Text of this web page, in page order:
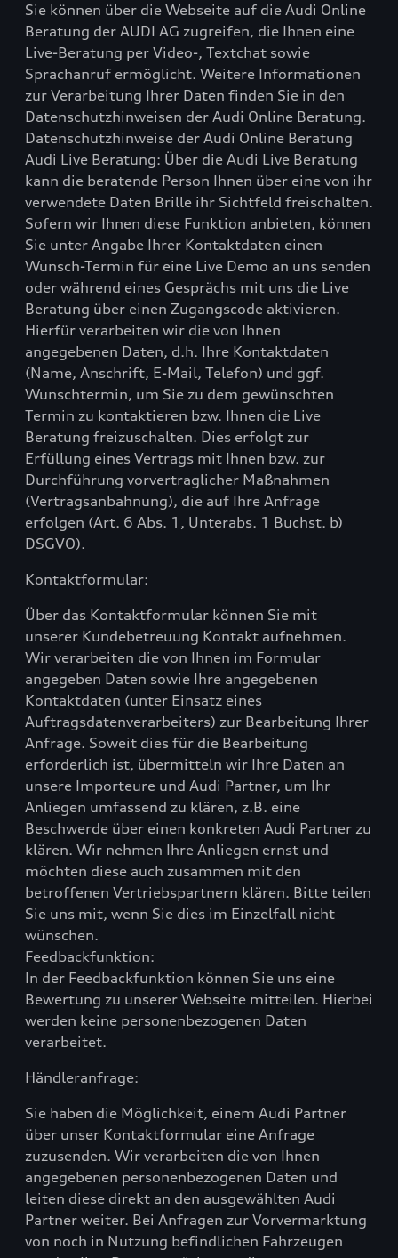
Sie können über die Webseite auf die Audi Online
Beratung der AUDI AG zugreifen, die Ihnen eine
Live-Beratung per Video-, Textchat sowie
Sprachanruf ermöglicht. Weitere Informationen
zur Verarbeitung Ihrer Daten finden Sie in den
Datenschutzhinweisen der Audi Online Beratung.
Datenschutzhinweise der Audi Online Beratung
Audi Live Beratung: Über die Audi Live Beratung
kann die beratende Person Ihnen über eine von ihr
verwendete Daten Brille ihr Sichtfeld freischalten.
Sofern wir Ihnen diese Funktion anbieten, können
Sie unter Angabe Ihrer Kontaktdaten einen
Wunsch-Termin für eine Live Demo an uns senden
oder während eines Gesprächs mit uns die Live
Beratung über einen Zugangscode aktivieren.
Hierfür verarbeiten wir die von Ihnen
angegebenen Daten, d.h. Ihre Kontaktdaten
(Name, Anschrift, E-Mail, Telefon) und ggf.
Wunschtermin, um Sie zu dem gewünschten
Termin zu kontaktieren bzw. Ihnen die Live
Beratung freizuschalten. Dies erfolgt zur
Erfüllung eines Vertrags mit Ihnen bzw. zur
Durchführung vorvertraglicher Maßnahmen
(Vertragsanbahnung), die auf Ihre Anfrage
erfolgen (Art. 6 Abs. 1, Unterabs. 1 Buchst. b)
DSGVO).
Kontaktformular:
Über das Kontaktformular können Sie mit
unserer Kundebetreuung Kontakt aufnehmen.
Wir verarbeiten die von Ihnen im Formular
angegeben Daten sowie Ihre angegebenen
Kontaktdaten (unter Einsatz eines
Auftragsdatenverarbeiters) zur Bearbeitung Ihrer
Anfrage. Soweit dies für die Bearbeitung
erforderlich ist, übermitteln wir Ihre Daten an
unsere Importeure und Audi Partner, um Ihr
Anliegen umfassend zu klären, z.B. eine
Beschwerde über einen konkreten Audi Partner zu
klären. Wir nehmen Ihre Anliegen ernst und
möchten diese auch zusammen mit den
betroffenen Vertriebspartnern klären. Bitte teilen
Sie uns mit, wenn Sie dies im Einzelfall nicht
wünschen.
Feedbackfunktion:
In der Feedbackfunktion können Sie uns eine
Bewertung zu unserer Webseite mitteilen. Hierbei
werden keine personenbezogenen Daten
verarbeitet.
Händleranfrage:
Sie haben die Möglichkeit, einem Audi Partner
über unser Kontaktformular eine Anfrage
zuzusenden. Wir verarbeiten die von Ihnen
angegebenen personenbezogenen Daten und
leiten diese direkt an den ausgewählten Audi
Partner weiter. Bei Anfragen zur Vorvermarktung
von noch in Nutzung befindlichen Fahrzeugen